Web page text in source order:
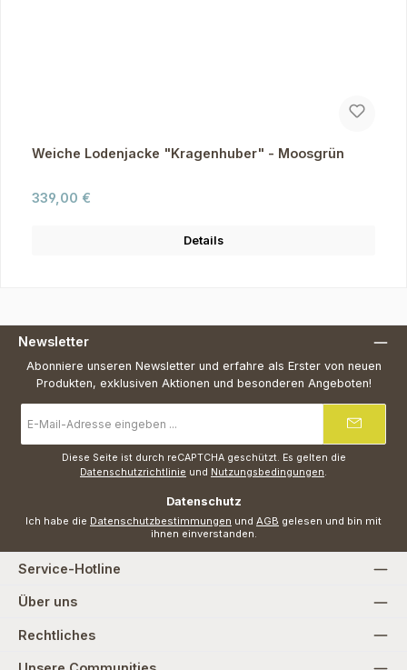
Weiche Lodenjacke "Kragenhuber" - Moosgrün
Regulärer Preis:
339,00 €
Details
Newsletter
Abonniere unseren Newsletter und erfahre als Erster von neuen
Produkten, exklusiven Aktionen und besonderen Angeboten!
Mail-
Adresse
Diese Seite ist durch reCAPTCHA geschützt. Es gelten die
Datenschutzrichtlinie und Nutzungsbedingungen
Datenschutz
Ich habe die Datenschutzbestimmungen und AGB gelesen und bin mit
ihnen einverstanden.
Service-Hotline
Über uns
Rechtliches